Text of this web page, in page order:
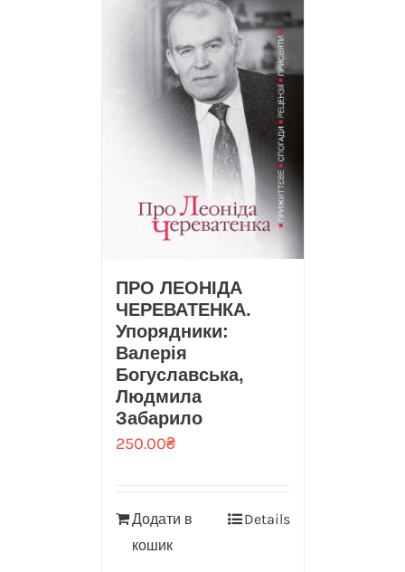
ПРО ЛЕОНІДА
ЧЕРЕВАТЕНКА.
Упорядники:
Валерія
Богуславська,
Людмила
Забарило
250.00₴
Додати в
кошик
Details